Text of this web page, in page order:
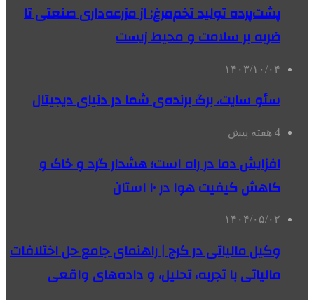
پشت‌پرده تولید تخم‌مرغ: از مزرعه‌داری صنعتی تا
ضربه بر سلامت و محیط زیست
۱۴۰۳/۱۰/۰۴
سئو سایت، برگ برنده‌ی شما در دنیای دیجیتال
4 هفته پیش
افزایش دما در راه است؛ هشدار گرد و خاک و
کاهش کیفیت هوا در ۱۰ استان
۱۴۰۴/۰۵/۰۲
وکیل مالیاتی در کرج | راهنمای جامع حل اختلافات
مالیاتی با تجربه، تحلیل، و داده‌های واقعی